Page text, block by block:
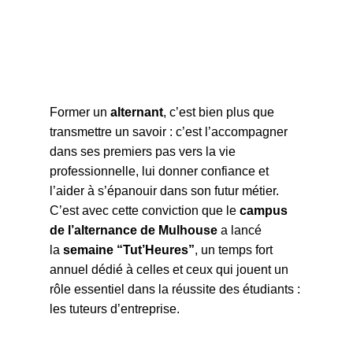
Former un alternant, c’est bien plus que
transmettre un savoir : c’est l’accompagner
dans ses premiers pas vers la vie
professionnelle, lui donner confiance et
l’aider à s’épanouir dans son futur métier.
C’est avec cette conviction que le campus
de l’alternance de Mulhousea lancé
la semaine “Tut’Heures”, un temps fort
annuel dédié à celles et ceux qui jouent un
rôle essentiel dans la réussite des étudiants :
les tuteurs d’entreprise.